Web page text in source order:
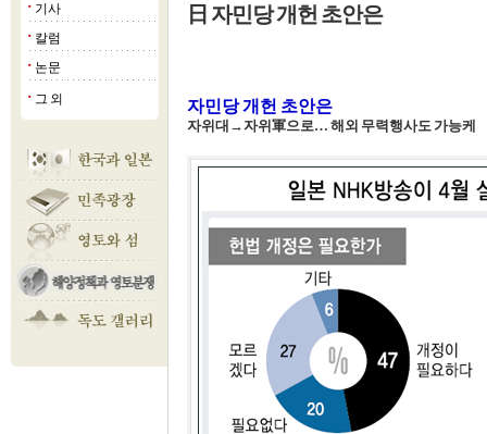
■ 기사
■ 칼럼
■ 논문
■ 그 외
日 자민당 개헌 초안은
자민당 개헌 초안은
자위대→자위軍으로… 해외 무력행사도 가능케